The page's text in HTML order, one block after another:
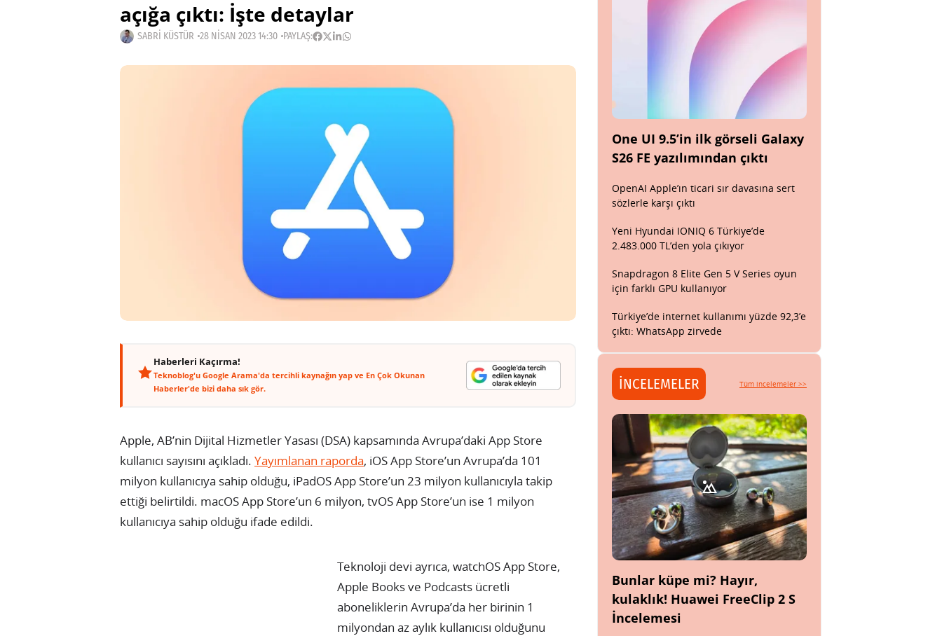
açığa çıktı: İşte detaylar
SABRI KÜSTÜR 28 NISAN 2023 14:30 PAYLAŞ:
Haberleri Kaçırma!
Teknoblog'u Google Arama'da tercihli kaynağın yap ve En Çok Okunan
Haberler'de bizi daha sık gör.
Apple, AB’nin Dijital Hizmetler Yasası (DSA) kapsamında Avrupa’daki App Store
kullanıcı sayısını açıkladı. Yayımlanan raporda, iOS App Store’un Avrupa’da 101
milyon kullanıcıya sahip olduğu, iPadOS App Store’un 23 milyon kullanıcıyla takip
ettiği belirtildi. macOS App Store’un 6 milyon, tvOS App Store’un ise 1 milyon
kullanıcıya sahip olduğu ifade edildi.
Teknoloji devi ayrıca, watchOS App Store,
Apple Books ve Podcasts ücretli
aboneliklerin Avrupa’da her birinin 1
milyondan az aylık kullanıcısı olduğunu
One UI 9.5’in ilk görseli Galaxy
S26 FE yazılımından çıktı
OpenAI Apple’ın ticari sır davasına sert
sözlerle karşı çıktı
Yeni Hyundai IONIQ 6 Türkiye’de
2.483.000 TL’den yola çıkıyor
Snapdragon 8 Elite Gen 5 V Series oyun
için farklı GPU kullanıyor
Türkiye’de internet kullanımı yüzde 92,3’e
çıktı: WhatsApp zirvede
İNCELEMELER Tüm incelemeler >>
Bunlar küpe mi? Hayır,
kulaklık! Huawei FreeClip 2 S
İncelemesi